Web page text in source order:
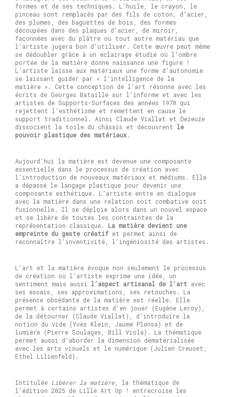
formes et de ses techniques. L’huile, le crayon, le
pinceau sont remplacés par des fils de coton, d’acier,
des plumes, des baguettes de bois, des formes
découpées dans des plaques d’acier, de miroir,
façonnées avec du plâtre ou tout autre matériau que
l’artiste jugera bon d’utiliser. Cette œuvre peut même
se dédoubler grâce à un éclairage étudié où l’ombre
portée de la matière donne naissance une figure !
L’artiste laisse aux matériaux une forme d’autonomie
se laissant guider par « l’intelligence de la
matière ». Cette conception de l’art résonne avec les
écrits de Georges Bataille sur l’informe et avec les
artistes de Supports-Surfaces des années 1970 qui
rejettent l’esthétisme et remettent en cause le
support traditionnel. Ainsi Claude Viallat et Dezeuze
dissocient la toile du châssis et découvrent le
pouvoir plastique des matériaux.
Aujourd’hui la matière est devenue une composante
essentielle dans le processus de création avec
l’introduction de nouveaux matériaux et médiums. Elle
a dépassé le langage plastique pour devenir une
composante esthétique. L’artiste entre en dialogue
avec la matière dans une relation soit combative soit
fusionnelle. Il se déploie alors dans un nouvel espace
et se libère de toutes les contraintes de la
représentation classique. La matière devient une
empreinte du geste créatifet permet ainsi de
reconnaître l’inventivité, l’ingéniosité des artistes.
L’art et la matière évoque non seulement le processus
de création où l’artiste exprime une idée, un
sentiment mais aussi l’aspect artisanal de l’art avec
ses essais, ses approximations, ses retouches. La
présence obsédante de la matière est réelle. Elle
permet à certains artistes d’en jouer (Eugène Leroy),
de la détourner (Claude Viallat), d’introduire la
notion du vide (Yves Klein, Jaume Plensa) et de
lumière (Pierre Soulages, Bill Viola). La thématique
permet aussi d’aborder la dimension dématérialisée
avec les arts visuels et le numérique (Julien Creuset,
Ethel Lilienfeld).
Intitulée Libérer la matière, la thématique de
l’édition 2025 de Lille Art Up ! entrecroise les